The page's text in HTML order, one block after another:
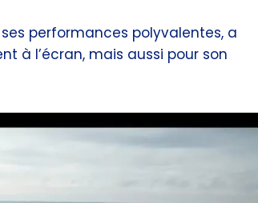
performances polyvalentes, a
à l’écran, mais aussi pour son